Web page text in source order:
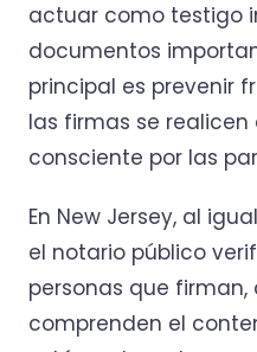
actuar como testigo
documentos
principal es prevenir
las firmas se
consciente por las
En New Jersey, al
el notario público
personas que
comprenden el